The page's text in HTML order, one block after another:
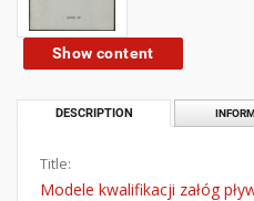
Show content
DESCRIPTION
Title:
Modele kwalifikacji załóg